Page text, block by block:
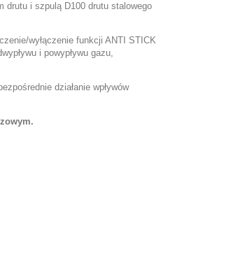
drutu i szpulą D100 drutu stalowego
wyłączenie funkcji ANTI STICK
i powypływu gazu,
działanie wpływów